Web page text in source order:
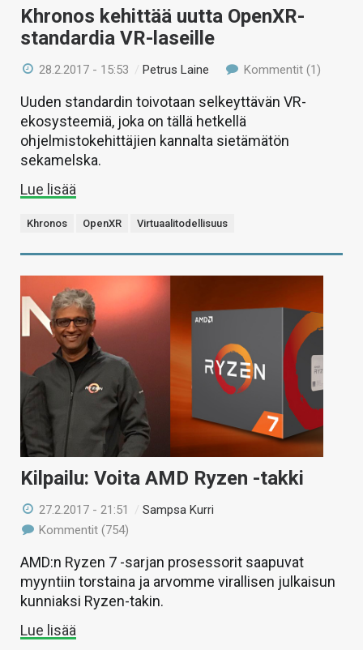
Khronos kehittää uutta OpenXR-
standardia VR-laseille
28.2.2017 - 15:53 /Petrus Laine Kommentit (1)
Uuden standardin toivotaan selkeyttävän VR-
ekosysteemiä, joka on tällä hetkellä
ohjelmistokehittäjien kannalta sietämätön
sekamelska.
Lue lisää
Khronos OpenXR Virtuaalitodellisuus
Kilpailu: Voita AMD Ryzen -takki
27.2.2017 - 21:51 /Sampsa Kurri
Kommentit (754)
AMD:n Ryzen 7 -sarjan prosessorit saapuvat
myyntiin torstaina ja arvomme virallisen julkaisun
kunniaksi Ryzen-takin.
Lue lisää